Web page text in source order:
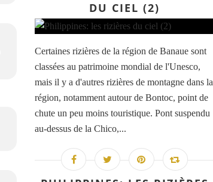
DU CIEL (2)
Certaines rizières de la région de Banaue sont
classées au patrimoine mondial de l'Unesco,
mais il y a d'autres rizières de montagne dans la
région, notamment autour de Bontoc, point de
chute un peu moins touristique. Pont suspendu
au-dessus de la Chico,...